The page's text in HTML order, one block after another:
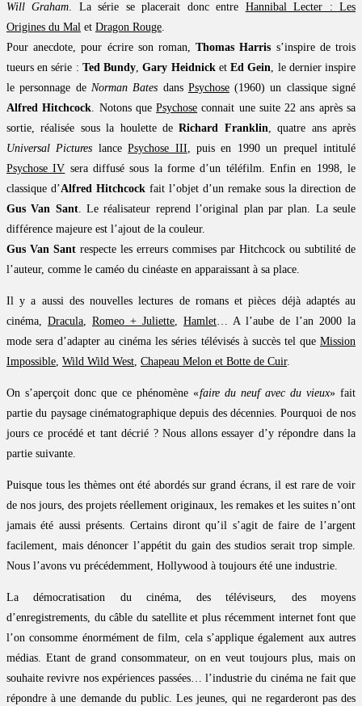
Will Graham. La série se placerait donc entre Hannibal Lecter : Les
Origines du Mal et Dragon Rouge.
Pour anecdote, pour écrire son roman,Thomas Harris s’inspire de trois
tueurs en série : Ted Bundy,Gary HeidnicketEd Gein, le dernier inspire
le personnage de Norman Bates dans Psychose(1960) un classique signé
Alfred Hitchcock. Notons quePsychose connait une suite 22 ans après sa
sortie, réalisée sous la houlette deRichard Franklin, quatre ans après
Universal Pictures lancePsychose III, puis en 1990 un prequel intitulé
Psychose IV sera diffusé sous la forme d’un téléfilm. Enfin en 1998, le
classique d’Alfred Hitchcock fait l’objet d’un remake sous la direction de
Gus Van Sant. Le réalisateur reprend l’original plan par plan. La seule
différence majeure est l’ajout de la couleur.
Gus Van Sant respecte les erreurs commises par Hitchcock ou subtilité de
l’auteur, comme le caméo du cinéaste en apparaissant à sa place.
Il y a aussi des nouvelles lectures de romans et pièces déjà adaptés au
cinéma, Dracula, Romeo + Juliette, Hamlet… A l’aube de l’an 2000 la
mode sera d’adapter au cinéma les séries télévisés à succès tel que Mission
Impossible, Wild Wild West, Chapeau Melon et Botte de Cuir.
On s’aperçoit donc que ce phénomène «faire du neuf avec du vieux» fait
partie du paysage cinématographique depuis des décennies. Pourquoi de nos
jours ce procédé et tant décrié ? Nous allons essayer d’y répondre dans la
partie suivante.
Puisque tous les thèmes ont été abordés sur grand écrans, il est rare de voir
de nos jours, des projets réellement originaux, les remakes et les suites n’ont
jamais été aussi présents. Certains diront qu’il s’agit de faire de l’argent
facilement, mais dénoncer l’appétit du gain des studios serait trop simple.
Nous l’avons vu précédemment, Hollywood à toujours été une industrie.
La démocratisation du cinéma, des téléviseurs, des moyens
d’enregistrements, du câble du satellite et plus récemment internet font que
l’on consomme énormément de film, cela s’applique également aux autres
médias. Etant de grand consommateur, on en veut toujours plus, mais on
souhaite revivre nos expériences passées… l’industrie du cinéma ne fait que
répondre à une demande du public. Les jeunes, qui ne regarderont pas des